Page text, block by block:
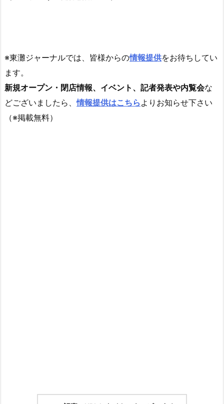
※東灘ジャーナルでは、皆様からの情報提供をお待ちしてい
ます。
新規オープン・閉店情報、イベント、記者発表や内覧会な
どございましたら、情報提供はこちら よりお知らせ下さい
（※掲載無料）